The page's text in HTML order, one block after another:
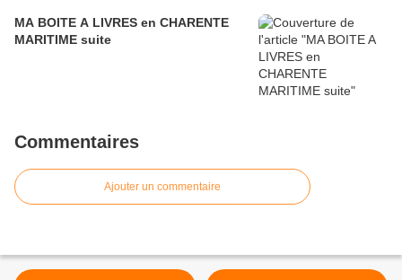
MA BOITE A LIVRES en CHARENTE
MARITIME suite
Commentaires
Ajouter un commentaire